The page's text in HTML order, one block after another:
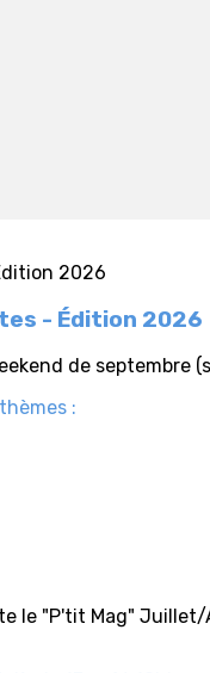
- Édition 2026
de septembre
:
le "P'tit Mag" Juillet/